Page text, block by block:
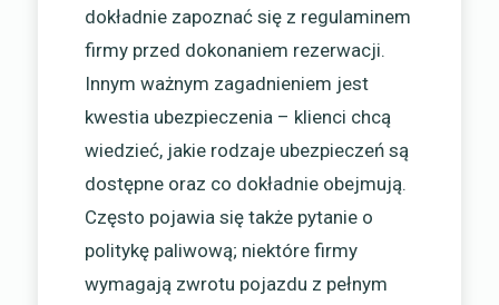
dokładnie zapoznać się z regulaminem
firmy przed dokonaniem rezerwacji.
Innym ważnym zagadnieniem jest
kwestia ubezpieczenia – klienci chcą
wiedzieć, jakie rodzaje ubezpieczeń są
dostępne oraz co dokładnie obejmują.
Często pojawia się także pytanie o
politykę paliwową; niektóre firmy
wymagają zwrotu pojazdu z pełnym